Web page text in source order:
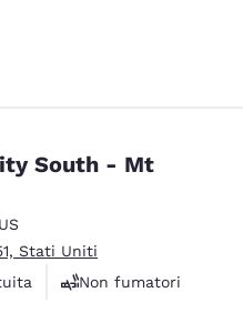
South - Mt
US
Stati Uniti
Non fumatori